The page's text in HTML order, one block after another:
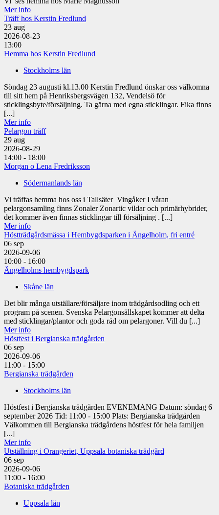
Mer info
Träff hos Kerstin Fredlund
23 aug
2026-08-23
13:00
Hemma hos Kerstin Fredlund
Stockholms län
Söndag 23 augusti kl.13.00 Kerstin Fredlund önskar oss välkomna
till sitt hem på Henriksbergsvägen 132, Vendelsö för
sticklingsbyte/försäljning. Ta gärna med egna sticklingar. Fika finns
[...]
Mer info
Pelargon träff
29 aug
2026-08-29
14:00 - 18:00
Morgan o Lena Fredriksson
Södermanlands län
Vi träffas hemma hos oss i Tallsäter Vingåker I våran
pelargonsamling finns Zonaler Zonartic vildar och primärhybrider,
det kommer även finnas sticklingar till försäljning . [...]
Mer info
Höstträdgårdsmässa i Hembygdsparken i Ängelholm, fri entré
06 sep
2026-09-06
10:00 - 16:00
Ängelholms hembygdspark
Skåne län
Det blir många utställare/försäljare inom trädgårdsodling och ett
program på scenen. Svenska Pelargonsällskapet kommer att delta
med sticklingar/plantor och goda råd om pelargoner. Vill du [...]
Mer info
Höstfest i Bergianska trädgården
06 sep
2026-09-06
11:00 - 15:00
Bergianska trädgården
Stockholms län
Höstfest i Bergianska trädgården EVENEMANG Datum: söndag 6
september 2026 Tid: 11:00 - 15:00 Plats: Bergianska trädgården
Välkommen till Bergianska trädgårdens höstfest för hela familjen
[...]
Mer info
Utställning i Orangeriet, Uppsala botaniska trädgård
06 sep
2026-09-06
11:00 - 16:00
Botaniska trädgården
Uppsala län